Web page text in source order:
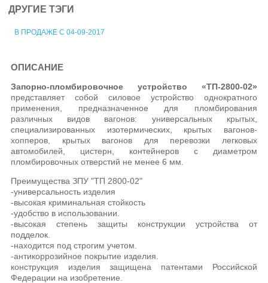
ДРУГИЕ ТЭГИ
В ПРОДАЖЕ С 04-09-2017
ОПИСАНИЕ
Запорно-пломбировочное устройство «ТП-2800-02»
представляет собой силовое устройство однократного
применения, предназначенное для пломбирования
различных видов вагонов: универсальных крытых,
специализированных изотермических, крытых вагонов-
хопперов, крытых вагонов для перевозки легковых
автомобилей, цистерн, контейнеров с диаметром
пломбировочных отверстий не менее 6 мм.
Преимущества ЗПУ "ТП 2800-02"
-универсальность изделия
-высокая криминальная стойкость
-удобство в использовании.
-высокая степень защиты конструкции устройства от
подделок.
-находится под строгим учетом.
-антикоррозийное покрытие изделия.
конструкция изделия защищена патентами Российской
Федерации на изобретение.